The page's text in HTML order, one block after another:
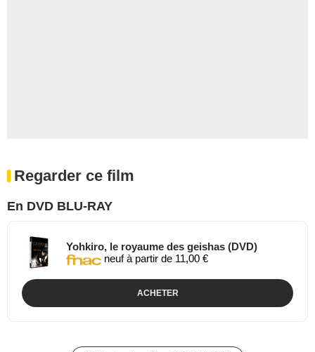
Regarder ce film
En DVD BLU-RAY
Yohkiro, le royaume des geishas (DVD)
neuf à partir de 11,00 €
ACHETER